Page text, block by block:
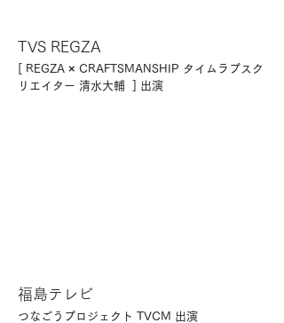
TVS REGZA
[ REGZA × CRAFTSMANSHIP タイムラプスク
リエイター 清水大輔 ] 出演
福島テレビ
つなごうプロジェクト TVCM 出演